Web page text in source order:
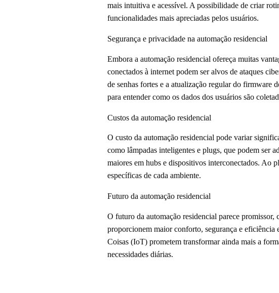
mais intuitiva e acessível. A possibilidade de criar
funcionalidades mais apreciadas pelos usuários.
Segurança e privacidade na automação residencial
Embora a automação residencial ofereça muitas
conectados à internet podem ser alvos de ataques
de senhas fortes e a atualização regular do firmware
para entender como os dados dos usuários são
Custos da automação residencial
O custo da automação residencial pode variar
como lâmpadas inteligentes e plugs, que podem ser
maiores em hubs e dispositivos interconectados. Ao
específicas de cada ambiente.
Futuro da automação residencial
O futuro da automação residencial parece
proporcionem maior conforto, segurança e
Coisas (IoT) prometem transformar ainda mais a
necessidades diárias.